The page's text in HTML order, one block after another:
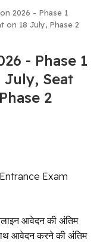
2026 - Phase 1
on 18 July, Phase 2
- Phase 1
July, Seat
2
Exam
आवेदन की अंतिम
आवेदन करने की अंतिम